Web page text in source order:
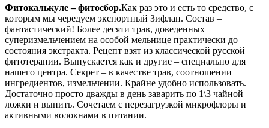
Фитокалькуле – фитосбор.Как раз это и есть то средство, с
которым мы чередуем экспортный Зифлан. Состав –
фантастический! Более десяти трав, доведенных
суперизмельчением на особой мельнице практически до
состояния экстракта. Рецепт взят из классической русской
фитотерапии. Выпускается как и другие – специально для
нашего центра. Секрет – в качестве трав, соотношении
ингредиентов, измельчении. Крайне удобно использовать.
Достаточно просто дважды в день заварить по 1\3 чайной
ложки и выпить. Сочетаем с перезагрузкой микрофлоры и
активными волокнами в питании.